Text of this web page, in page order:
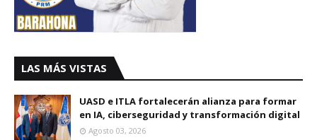
LAS MÁS VISTAS
UASD e ITLA fortalecerán alianza para formar
en IA, ciberseguridad y transformación digital
Agosto 03, 2026